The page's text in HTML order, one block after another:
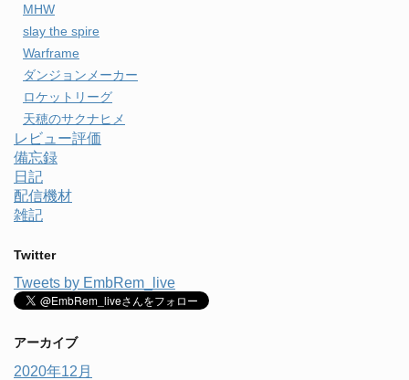
MHW
slay the spire
Warframe
ダンジョンメーカー
ロケットリーグ
天穂のサクナヒメ
レビュー評価
備忘録
日記
配信機材
雑記
Twitter
Tweets by EmbRem_live
アーカイブ
2020年12月